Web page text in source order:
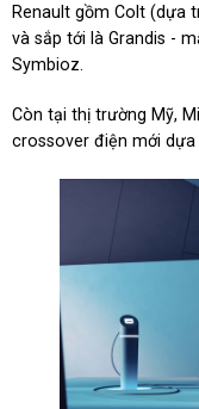
Renault gồm Colt (dựa
và sắp tới là Grandis -
Symbioz.
Còn tại thị trường Mỹ,
crossover điện mới